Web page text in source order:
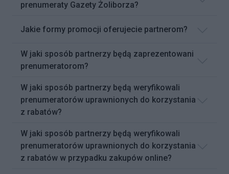
prenumeraty Gazety Żoliborza?
Jakie formy promocji oferujecie partnerom?
W jaki sposób partnerzy będą zaprezentowani
prenumeratorom?
W jaki sposób partnerzy będą weryfikowali
prenumeratorów uprawnionych do korzystania
z rabatów?
W jaki sposób partnerzy będą weryfikowali
prenumeratorów uprawnionych do korzystania
z rabatów w przypadku zakupów online?